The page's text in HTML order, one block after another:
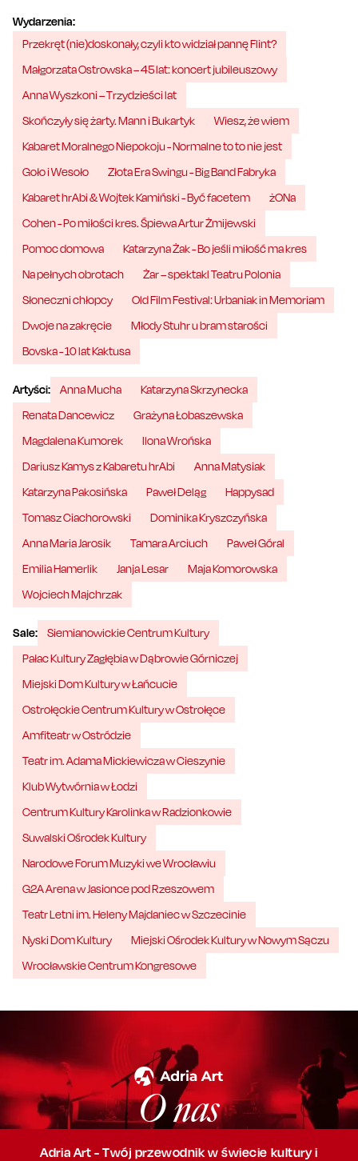
Wydarzenia:
Przekręt (nie)doskonały, czyli kto widział pannę Flint?
Małgorzata Ostrowska – 45 lat: koncert jubileuszowy
Anna Wyszkoni – Trzydzieści lat
Skończyły się żarty. Mann i Bukartyk
Wiesz, że wiem
Kabaret Moralnego Niepokoju - Normalne to to nie jest
Goło i Wesoło
Złota Era Swingu - Big Band Fabryka
Kabaret hrAbi & Wojtek Kamiński - Być facetem
żONa
Cohen - Po miłości kres. Śpiewa Artur Żmijewski
Pomoc domowa
Katarzyna Żak - Bo jeśli miłość ma kres
Na pełnych obrotach
Żar – spektakl Teatru Polonia
Słoneczni chłopcy
Old Film Festival: Urbaniak in Memoriam
Dwoje na zakręcie
Młody Stuhr u bram starości
Bovska - 10 lat Kaktusa
Artyści: Anna Mucha
Katarzyna Skrzynecka
Renata Dancewicz
Grażyna Łobaszewska
Magdalena Kumorek
Ilona Wrońska
Dariusz Kamys z Kabaretu hrAbi
Anna Matysiak
Katarzyna Pakosińska
Paweł Deląg
Happysad
Tomasz Ciachorowski
Dominika Kryszczyńska
Anna Maria Jarosik
Tamara Arciuch
Paweł Góral
Emilia Hamerlik
Janja Lesar
Maja Komorowska
Wojciech Majchrzak
Sale:
Siemianowickie Centrum Kultury
Pałac Kultury Zagłębia w Dąbrowie Górniczej
Miejski Dom Kultury w Łańcucie
Ostrołęckie Centrum Kultury w Ostrołęce
Amfiteatr w Ostródzie
Teatr im. Adama Mickiewicza w Cieszynie
Klub Wytwórnia w Łodzi
Centrum Kultury Karolinka w Radzionkowie
Suwalski Ośrodek Kultury
Narodowe Forum Muzyki we Wrocławiu
G2A Arena w Jasionce pod Rzeszowem
Teatr Letni im. Heleny Majdaniec w Szczecinie
Nyski Dom Kultury
Miejski Ośrodek Kultury w Nowym Sączu
Wrocławskie Centrum Kongresowe
O nas
Adria Art - Twój przewodnik w świecie kultury i